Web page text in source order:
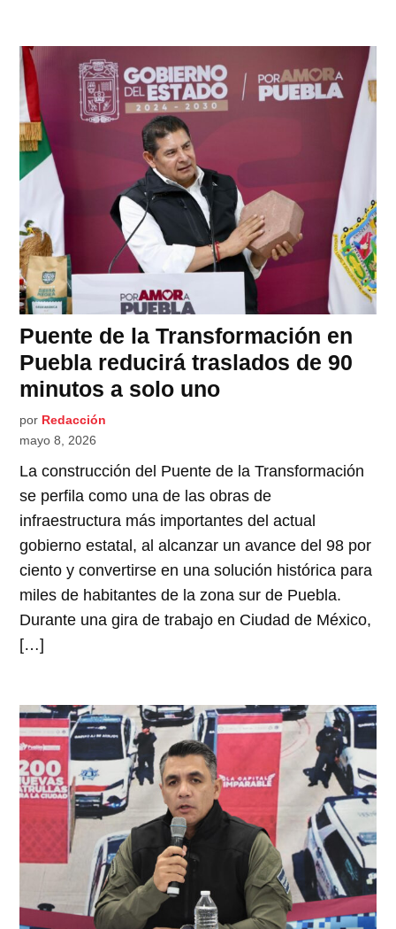
Puente de la Transformación en
Puebla reducirá traslados de 90
minutos a solo uno
por Redacción
mayo 8, 2026
La construcción del Puente de la Transformación
se perfila como una de las obras de
infraestructura más importantes del actual
gobierno estatal, al alcanzar un avance del 98 por
ciento y convertirse en una solución histórica para
miles de habitantes de la zona sur de Puebla.
Durante una gira de trabajo en Ciudad de México,
[…]